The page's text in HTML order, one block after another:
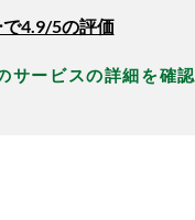
4.9/5の評価
サービスの詳細を確認